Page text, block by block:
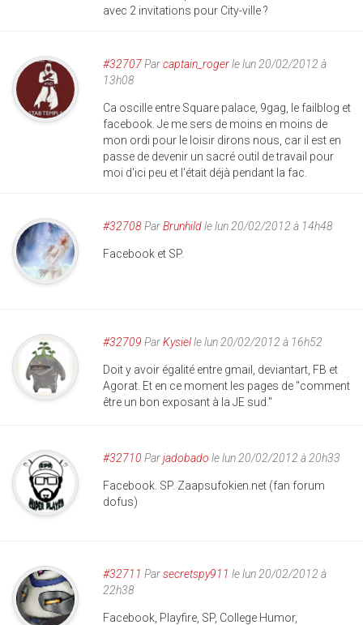
avec 2 invitations pour City-ville ?
#32707Parcaptain_rogerle lun 20/02/2012 à
13h08
Ca oscille entre Square palace, 9gag, le failblog et
facebook. Je me sers de moins en moins de
mon ordi pour le loisir dirons nous, car il est en
passe de devenir un sacré outil de travail pour
moi d'ici peu et l'était déjà pendant la fac.
#32708ParBrunhildle lun 20/02/2012 à 14h48
Facebook et SP.
#32709 ParKysielle lun 20/02/2012 à 16h52
Doit y avoir égalité entre gmail, deviantart, FB et
Agorat. Et en ce moment les pages de "comment
être un bon exposant à la JE sud."
#32710 Parjadobado le lun 20/02/2012 à 20h33
Facebook. SP. Zaapsufokien.net (fan forum
dofus)
#32711 Parsecretspy911 le lun 20/02/2012 à
22h38
Facebook, Playfire, SP, College Humor,